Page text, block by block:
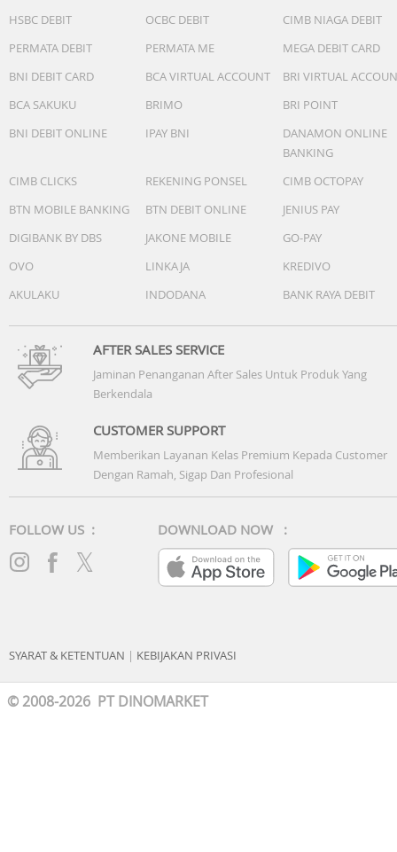
HSBC DEBIT
OCBC DEBIT
CIMB NIAGA DEBIT
PERMATA DEBIT
PERMATA ME
MEGA DEBIT CARD
BNI DEBIT CARD
BCA VIRTUAL ACCOUNT
BRI VIRTUAL
BCA SAKUKU
BRIMO
BRI POINT
BNI DEBIT ONLINE
IPAY BNI
DANAMON ONLINE
BANKING
CIMB CLICKS
REKENING PONSEL
CIMB OCTOPAY
BTN MOBILE BANKING
BTN DEBIT ONLINE
JENIUS PAY
DIGIBANK BY DBS
JAKONE MOBILE
GO-PAY
OVO
LINKAJA
KREDIVO
AKULAKU
INDODANA BANK RAYA DEBIT
AFTER SALES SERVICE
Jaminan Penanganan After Sales Untuk Produk Yang
Berkendala
CUSTOMER SUPPORT
Memberikan Layanan Kelas Premium Kepada Customer
Dengan Ramah, Sigap Dan Profesional
FOLLOW US : DOWNLOAD NOW :
SYARAT & KETENTUAN | KEBIJAKAN PRIVASI
© 2008-2026 PT DINOMARKET